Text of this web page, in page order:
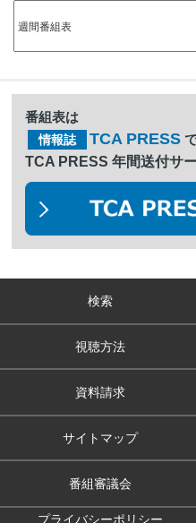
番組表は
情報誌 TCA PRESS
TCA PRESS 年間送付サ
検索
視聴方法
資料請求
サイトマップ
番組審議会
プライバシーポリシー